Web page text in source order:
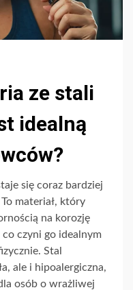
ze stali
idealną
się coraz bardziej
To materiał, który
na korozję
czyni go idealnym
Stal
ale i hipoalergiczna,
osób o wrażliwej